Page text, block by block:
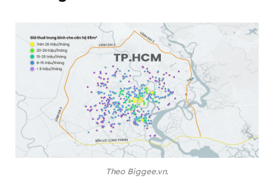
Theo Biggee.vn.